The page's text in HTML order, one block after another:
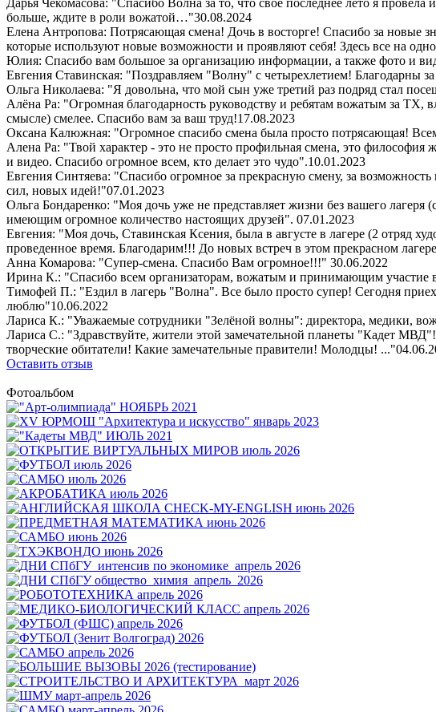
Дарья Чекомасова: "Спасибо Волна за то, что свое последнее лето я
больше, ждите в роли вожатой…"30.08.2024
Елена Антропова: Потрясающая смена! Дочь в восторге! Спасибо за новые
которые используют новые возможности и проявляют себя! Здесь все на
Юлия: Спасибо вам большое за организацию информации, а также фото и
Евгения Ставинская: "Поздравляем "Волну" с четырехлетием! Благодарны
Ольга Николаева: "Я довольна, что мой сын уже третий раз подряд стал
Алёна Ра: "Огромная благодарность руководству и ребятам вожатым за
смысле) смелее. Спасибо вам за ваш труд!17.08.2023
Оксана Калюжная: "Огромное спасибо смена была просто потрясающая!
Алена Ра: "Твой характер - это не просто профильная смена, это философия
и видео. Спасибо огромное всем, кто делает это чудо".10.01.2023
Евгения Синтяева: "Спасибо огромное за прекрасную смену, за
сил, новых идей!"07.01.2023
Ольга Бондаренко: "Моя дочь уже не представляет жизни без вашего
имеющим огромное количество настоящих друзей". 07.01.2023
Евгения: "Моя дочь, Ставинская Ксения, была в августе в лагере (2 отряд
проведенное время. Благодарим!!! До новых встреч в этом прекрасном
Анна Комарова: "Супер-смена. Спасибо Вам огромное!!!" 30.06.2022
Ирина К.: "Спасибо всем организаторам, вожатым и принимающим участие
Тимофей П.: "Ездил в лагерь "Волна". Все было просто супер! Сегодня
люблю"10.06.2022
Лариса К.: "Уважаемые сотрудники "Зелёной волны": директора, медики,
Лариса С.: "Здравствуйте, жители этой замечательной планеты "Кадет
творческие обитатели! Какие замечательные правители! Молодцы! ..."
Оставить отзыв
Фотоальбом